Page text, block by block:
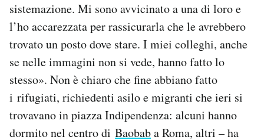
sistemazione. Mi sono avvicinato a una di loro e
l’ho accarezzata per rassicurarla che le avrebbero
trovato un posto dove stare. I miei colleghi, anche
se nelle immagini non si vede, hanno fatto lo
stesso». Non è chiaro che fine abbiano fatto
i rifugiati, richiedenti asilo e migranti che ieri si
trovavano in piazza Indipendenza: alcuni hanno
dormito nel centro di Baobaba Roma, altri – ha